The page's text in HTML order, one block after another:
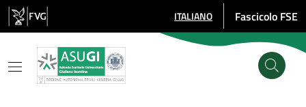
Salta al contenuto principale
SELEZIONE LINGUA: LINGUA
ITALIANO Fascicolo FSE